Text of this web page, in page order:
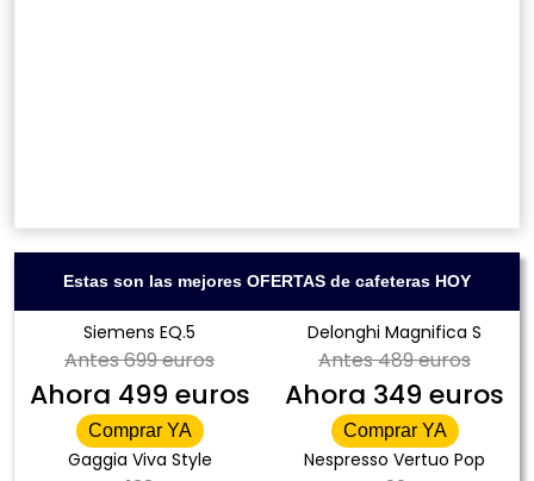
Estas son las mejores OFERTAS de cafeteras HOY
Siemens EQ.5
Antes699 euros
Ahora 499 euros
Comprar YA
Delonghi Magnifica S
Antes489 euros
Ahora 349 euros
Comprar YA
Gaggia Viva Style Nespresso Vertuo Pop